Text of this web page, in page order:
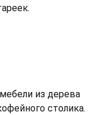
из дерева
столика.